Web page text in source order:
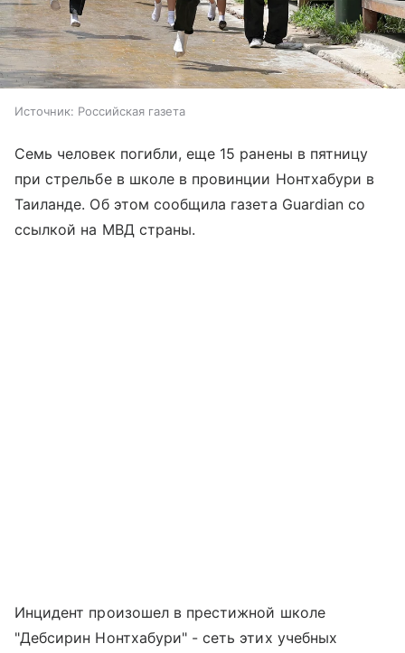
Источник: Российская газета
Семь человек погибли, еще 15 ранены в пятницу
при стрельбе в школе в провинции Нонтхабури в
Таиланде. Об этом сообщила газета Guardian со
ссылкой на МВД страны.
Инцидент произошел в престижной школе
"Дебсирин Нонтхабури" - сеть этих учебных